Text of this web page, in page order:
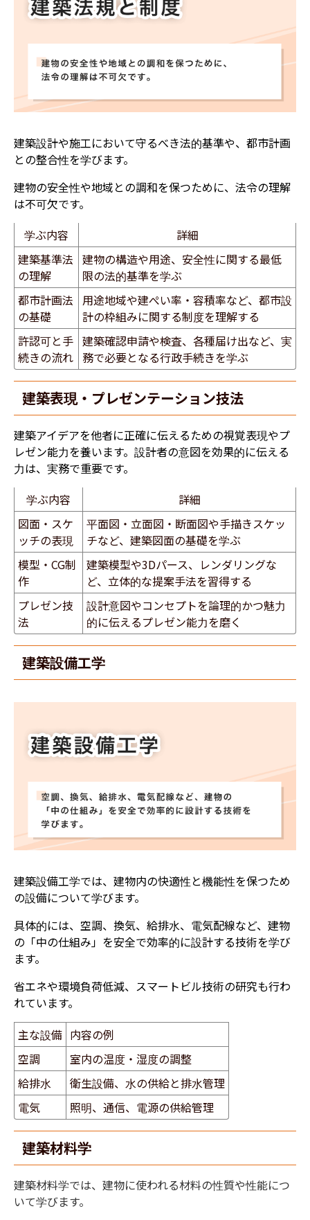
建築設計や施工において守るべき法的基準や、都市計画
との整合性を学びます。
建物の安全性や地域との調和を保つために、法令の理解
は不可欠です。
学ぶ内容
詳細
建築基準法
の理解
建物の構造や用途、安全性に関する最低
限の法的基準を学ぶ
都市計画法
の基礎
用途地域や建ぺい率・容積率など、都市設
計の枠組みに関する制度を理解する
許認可と手
続きの流れ
建築確認申請や検査、各種届け出など、実
務で必要となる行政手続きを学ぶ
建築表現・プレゼンテーション技法
建築アイデアを他者に正確に伝えるための視覚表現やプ
レゼン能力を養います。設計者の意図を効果的に伝える
力は、実務で重要です。
学ぶ内容
詳細
図面・スケ
ッチの表現
平面図・立面図・断面図や手描きスケッ
チなど、建築図面の基礎を学ぶ
模型・CG制
作
建築模型や3Dパース、レンダリングな
ど、立体的な提案手法を習得する
プレゼン技
法
設計意図やコンセプトを論理的かつ魅力
的に伝えるプレゼン能力を磨く
建築設備工学
建築設備工学では、建物内の快適性と機能性を保つため
の設備について学びます。
具体的には、空調、換気、給排水、電気配線など、建物
の「中の仕組み」を安全で効率的に設計する技術を学び
ます。
省エネや環境負荷低減、スマートビル技術の研究も行わ
れています。
主な設備 内容の例
空調
室内の温度・湿度の調整
給排水
衛生設備、水の供給と排水管理
電気
照明、通信、電源の供給管理
建築材料学
建築材料学では、建物に使われる材料の性質や性能につ
いて学びます。